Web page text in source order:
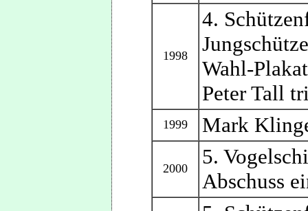
1998
4.
Wahl-Plakat
Peter Tall
1999 Mark
2000
5.
Abschuss